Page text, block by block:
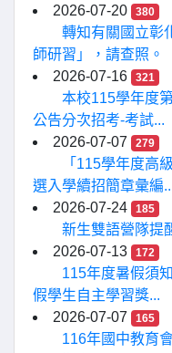
2026-07-20
380
轉知有關國立彰
師研習」，請查照。
2026-07-16
321
本校115學年度
公告分次招考-考試...
2026-07-07
279
「115學年度高
選入學續招簡章彙編
2026-07-24
185
新生雙語營隊提
2026-07-13
172
115年度暑假須
假學生自主學習獎...
2026-07-07
165
116年國中教育